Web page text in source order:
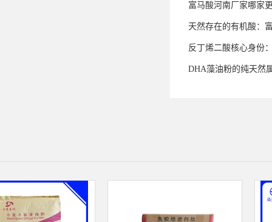
富马酸河南厂家哪家
天然存在的有机酸：
反丁烯二酸核心身份
DHA藻油粉的纯天然